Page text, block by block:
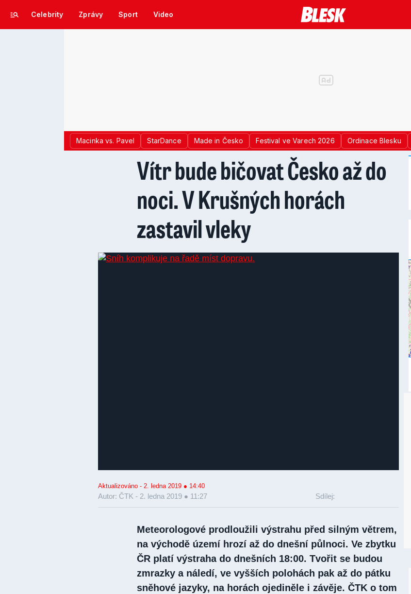
Celebrity Zprávy Sport Video
Macinka vs. Pavel StarDance Made in Česko Festival ve Varech 2026 Ordinace Blesku
Vítr bude bičovat Česko až do
noci. V Krušných horách
zastavil vleky
Autor: ČTK -
Aktualizováno - 2. ledna 2019 ● 14:40
2. ledna 2019 ● 11:27 Sdílej:
Meteorologové prodloužili výstrahu před silným větrem,
na východě území hrozí až do dnešní půlnoci. Ve zbytku
ČR platí výstraha do dnešních 18:00. Tvořit se budou
zmrazky a náledí, ve vyšších polohách pak až do pátku
sněhové jazyky, na horách ojediněle i závěje. ČTK o tom